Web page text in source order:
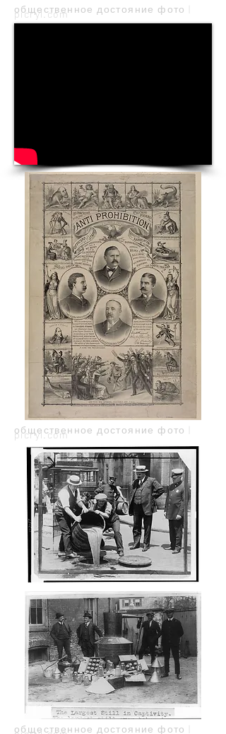
общественное достояние фото |
picryl.com
общественное достояние фото |
picryl.com
общественное достояние фото |